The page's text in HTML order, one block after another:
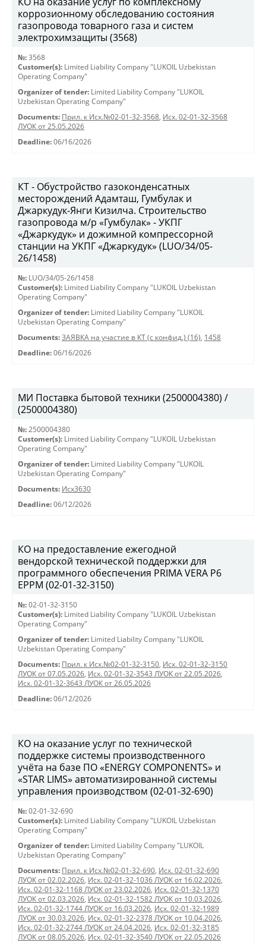
коррозионному обследованию состояния
газопровода товарного газа и систем
электрохимзащиты (3568)
№: 3568
Customer(s): Limited Liability Company "LUKOIL Uzbekistan
Operating Company"
Organizer of tender: Limited Liability Company "LUKOIL
Uzbekistan Operating Company"
Documents: Прил. к Исх.№02-01-32-3568, Исх. 02-01-32-3568
ЛУОК от 25.05.2026
Deadline: 06/16/2026
КТ - Обустройство газоконденсатных
месторождений Адамташ, Гумбулак и
Джаркудук-Янги Кизилча. Строительство
газопровода м/р «Гумбулак» - УКПГ
«Джаркудук» и дожимной компрессорной
станции на УКПГ «Джаркудук» (LUO/34/05-
26/1458)
№: LUO/34/05-26/1458
Customer(s): Limited Liability Company "LUKOIL Uzbekistan
Operating Company"
Organizer of tender: Limited Liability Company "LUKOIL
Uzbekistan Operating Company"
Documents: ЗАЯВКА на участие в КТ (с конфид.) (16), 1458
Deadline: 06/16/2026
МИ Поставка бытовой техники (2500004380) /
(2500004380)
№: 2500004380
Customer(s): Limited Liability Company "LUKOIL Uzbekistan
Operating Company"
Organizer of tender: Limited Liability Company "LUKOIL
Uzbekistan Operating Company"
Documents: Исх3630
Deadline: 06/12/2026
КО на предоставление ежегодной
вендорской технической поддержки для
программного обеспечения PRIMA VERA P6
EPPM (02-01-32-3150)
№: 02-01-32-3150
Customer(s): Limited Liability Company "LUKOIL Uzbekistan
Operating Company"
Organizer of tender: Limited Liability Company "LUKOIL
Uzbekistan Operating Company"
Documents: Прил. к Исх.№02-01-32-3150, Исх. 02-01-32-3150
ЛУОК от 07.05.2026, Исх. 02-01-32-3543 ЛУОК от 22.05.2026,
Исх. 02-01-32-3643 ЛУОК от 26.05.2026
Deadline: 06/12/2026
КО на оказание услуг по технической
поддержке системы производственного
учёта на базе ПО «ENERGY COMPONENTS» и
«STAR LIMS» автоматизированной системы
управления производством (02-01-32-690)
№: 02-01-32-690
Customer(s): Limited Liability Company "LUKOIL Uzbekistan
Operating Company"
Organizer of tender: Limited Liability Company "LUKOIL
Uzbekistan Operating Company"
Documents: Прил. к Исх.№02-01-32-690, Исх. 02-01-32-690
ЛУОК от 02.02.2026, Исх. 02-01-32-1036 ЛУОК от 16.02.2026,
Исх. 02-01-32-1168 ЛУОК от 23.02.2026, Исх. 02-01-32-1370
ЛУОК от 02.03.2026, Исх. 02-01-32-1582 ЛУОК от 10.03.2026,
Исх. 02-01-32-1744 ЛУОК от 16.03.2026, Исх. 02-01-32-1989
ЛУОК от 30.03.2026, Исх. 02-01-32-2378 ЛУОК от 10.04.2026,
Исх. 02-01-32-2744 ЛУОК от 24.04.2026, Исх. 02-01-32-3185
ЛУОК от 08.05.2026, Исх. 02-01-32-3540 ЛУОК от 22.05.2026